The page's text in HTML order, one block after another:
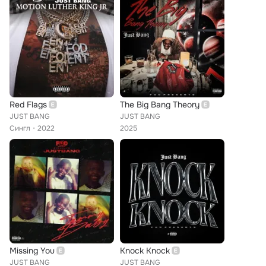
Red Flags
JUST BANG
Сингл
2022
The Big Bang Theory
JUST BANG
2025
Missing You
JUST BANG
Knock Knock
JUST BANG